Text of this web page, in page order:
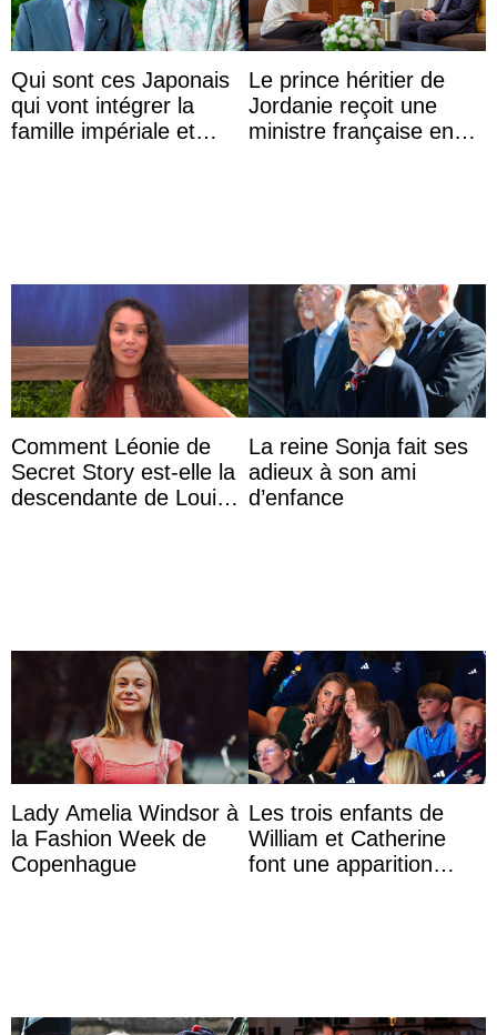
Qui sont ces Japonais
qui vont intégrer la
famille impériale et
Le prince héritier de
Jordanie reçoit une
ministre française en
Comment Léonie de
Secret Story est-elle la
descendante de Louis
La reine Sonja fait ses
adieux à son ami
d’enfance
Lady Amelia Windsor à
la Fashion Week de
Copenhague
Les trois enfants de
William et Catherine
font une apparition